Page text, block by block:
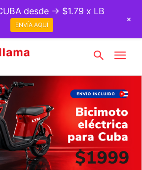
desde → $1.79 x LB
ENVÍA AQUÍ
+